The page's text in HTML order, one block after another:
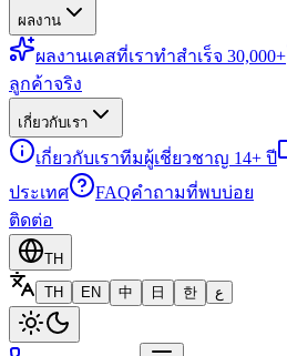
ผลงาน
ผลงานเคสที่เราทำสำเร็จ 30,000+
ลูกค้าจริง
เกี่ยวกับเรา
เกี่ยวกับเราทีมผู้เชี่ยวชาญ 14+ ปี
ประเทศ
FAQคำถามที่พบบ่อย
ติดต่อ
TH
TH
EN 中 日 한 ع